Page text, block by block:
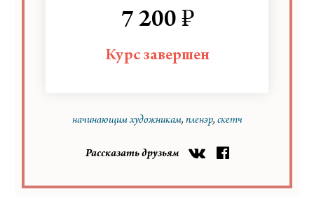
7 200 ₽
Курс завершен
начинающим художникам пленэр скетч
Рассказать друзьям